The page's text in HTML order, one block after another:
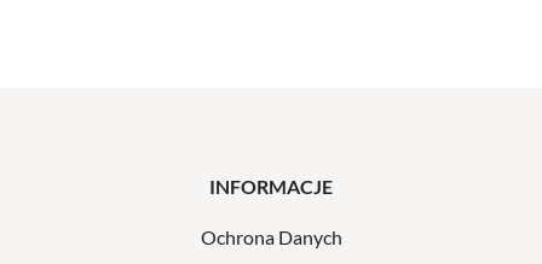
INFORMACJE
Ochrona Danych